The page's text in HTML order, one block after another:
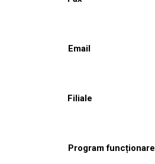
Email
Filiale
Program funcționare